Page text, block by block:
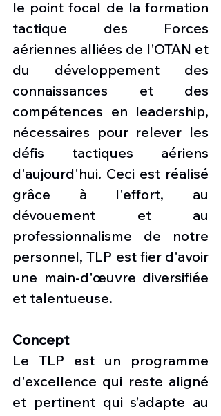
le point focal de la formation
tactique des Forces
aériennes alliées de l'OTAN et
du développement des
connaissances et des
compétences en leadership,
nécessaires pour relever les
défis tactiques aériens
d'aujourd'hui. Ceci est réalisé
grâce à l'effort, au
dévouement et au
professionnalisme de notre
personnel, TLP est fier d'avoir
une main-d'œuvre diversifiée
et talentueuse.
Concept
Le TLP est un programme
d'excellence qui reste aligné
et pertinent qui s’adapte au